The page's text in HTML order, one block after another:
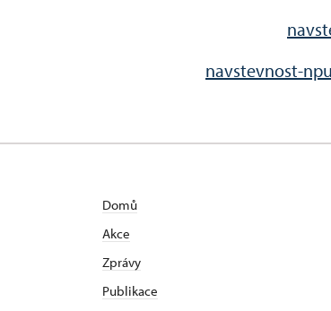
navstevnost-
Domů
Akce
Zprávy
Publikace